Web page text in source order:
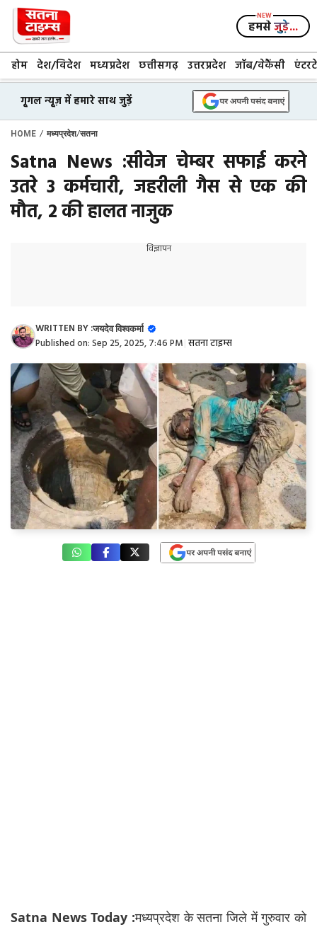
Skip
content
हमसेजुड़े...
होम देश/विदेश मध्यप्रदेश छत्तीसगढ़ उत्तरप्रदेश जॉब/वेकैंसी
गूगल न्यूज़ में हमारे साथ जुड़ें
HOME / मध्यप्रदेश/सतना
Satna News :सीवेज चेम्बर सफाई करने
उतरे 3 कर्मचारी, जहरीली गैस से एक की
मौत, 2 की हालत नाजुक
विज्ञापन
WRITTEN BY :जयदेव विश्वकर्मा
Published on:Sep 25, 2025, 7:46 PM सतना टाइम्स
Satna News Today :मध्यप्रदेश के सतना जिले में गुरुवार को